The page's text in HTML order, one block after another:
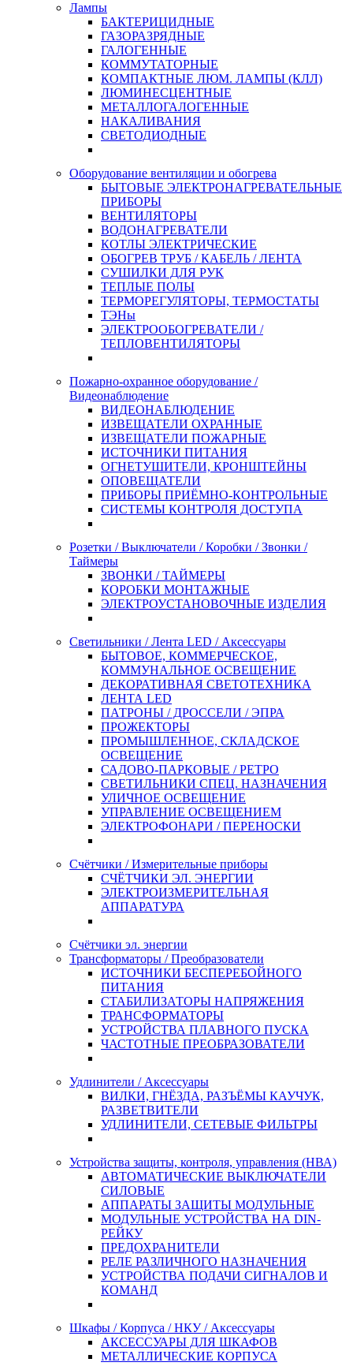
Лампы
БАКТЕРИЦИДНЫЕ
ГАЗОРАЗРЯДНЫЕ
ГАЛОГЕННЫЕ
КОММУТАТОРНЫЕ
КОМПАКТНЫЕ ЛЮМ. ЛАМПЫ (КЛЛ)
ЛЮМИНЕСЦЕНТНЫЕ
МЕТАЛЛОГАЛОГЕННЫЕ
НАКАЛИВАНИЯ
СВЕТОДИОДНЫЕ
Оборудование вентиляции и обогрева
БЫТОВЫЕ ЭЛЕКТРОНАГРЕВАТЕЛЬНЫЕ
ПРИБОРЫ
ВЕНТИЛЯТОРЫ
ВОДОНАГРЕВАТЕЛИ
КОТЛЫ ЭЛЕКТРИЧЕСКИЕ
ОБОГРЕВ ТРУБ / КАБЕЛЬ / ЛЕНТА
СУШИЛКИ ДЛЯ РУК
ТЕПЛЫЕ ПОЛЫ
ТЕРМОРЕГУЛЯТОРЫ, ТЕРМОСТАТЫ
ТЭНы
ЭЛЕКТРООБОГРЕВАТЕЛИ /
ТЕПЛОВЕНТИЛЯТОРЫ
Пожарно-охранное оборудование /
Видеонаблюдение
ВИДЕОНАБЛЮДЕНИЕ
ИЗВЕЩАТЕЛИ ОХРАННЫЕ
ИЗВЕЩАТЕЛИ ПОЖАРНЫЕ
ИСТОЧНИКИ ПИТАНИЯ
ОГНЕТУШИТЕЛИ, КРОНШТЕЙНЫ
ОПОВЕЩАТЕЛИ
ПРИБОРЫ ПРИЁМНО-КОНТРОЛЬНЫЕ
СИСТЕМЫ КОНТРОЛЯ ДОСТУПА
Розетки / Выключатели / Коробки / Звонки /
Таймеры
ЗВОНКИ / ТАЙМЕРЫ
КОРОБКИ МОНТАЖНЫЕ
ЭЛЕКТРОУСТАНОВОЧНЫЕ ИЗДЕЛИЯ
Светильники / Лента LED / Аксессуары
БЫТОВОЕ, КОММЕРЧЕСКОЕ,
КОММУНАЛЬНОЕ ОСВЕЩЕНИЕ
ДЕКОРАТИВНАЯ СВЕТОТЕХНИКА
ЛЕНТА LED
ПАТРОНЫ / ДРОССЕЛИ / ЭПРА
ПРОЖЕКТОРЫ
ПРОМЫШЛЕННОЕ, СКЛАДСКОЕ
ОСВЕЩЕНИЕ
САДОВО-ПАРКОВЫЕ / РЕТРО
СВЕТИЛЬНИКИ СПЕЦ. НАЗНАЧЕНИЯ
УЛИЧНОЕ ОСВЕЩЕНИЕ
УПРАВЛЕНИЕ ОСВЕЩЕНИЕМ
ЭЛЕКТРОФОНАРИ / ПЕРЕНОСКИ
Счётчики / Измерительные приборы
СЧЁТЧИКИ ЭЛ. ЭНЕРГИИ
ЭЛЕКТРОИЗМЕРИТЕЛЬНАЯ
АППАРАТУРА
Счётчики эл. энергии
Трансформаторы / Преобразователи
ИСТОЧНИКИ БЕСПЕРЕБОЙНОГО
ПИТАНИЯ
СТАБИЛИЗАТОРЫ НАПРЯЖЕНИЯ
ТРАНСФОРМАТОРЫ
УСТРОЙСТВА ПЛАВНОГО ПУСКА
ЧАСТОТНЫЕ ПРЕОБРАЗОВАТЕЛИ
Удлинители / Аксессуары
ВИЛКИ, ГНЁЗДА, РАЗЪЁМЫ КАУЧУК,
РАЗВЕТВИТЕЛИ
УДЛИНИТЕЛИ, СЕТЕВЫЕ ФИЛЬТРЫ
Устройства защиты, контроля, управления (НВА)
АВТОМАТИЧЕСКИЕ ВЫКЛЮЧАТЕЛИ
СИЛОВЫЕ
АППАРАТЫ ЗАЩИТЫ МОДУЛЬНЫЕ
МОДУЛЬНЫЕ УСТРОЙСТВА НА DIN-
РЕЙКУ
ПРЕДОХРАНИТЕЛИ
РЕЛЕ РАЗЛИЧНОГО НАЗНАЧЕНИЯ
УСТРОЙСТВА ПОДАЧИ СИГНАЛОВ И
КОМАНД
Шкафы / Корпуса / НКУ / Аксессуары
АКСЕССУАРЫ ДЛЯ ШКАФОВ
МЕТАЛЛИЧЕСКИЕ КОРПУСА